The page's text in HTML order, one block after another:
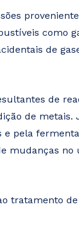
como
de
de
de metais.
pela
mudanças
tratamento